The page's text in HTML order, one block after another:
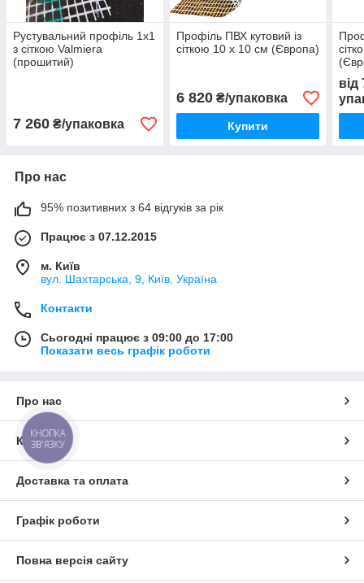
Рустувальний профіль 1х1
з сіткою Valmiera
(прошитий)
7 260 ₴/упаковка
Профіль ПВХ кутовий із
сіткою 10 х 10 см (Європа)
6 820₴/упаковка
Купити
від
Про нас
95% позитивних з 64 відгуків за рік
Працює з 07.12.2015
м. Київ
вул. Шахтарська, 9, Київ, Україна
Контакти
Сьогодні працює з 09:00 до 17:00
Показати весь графік роботи
Про нас
Контакти
Доставка та оплата
Графік роботи
Повна версія сайту
КНОПКА
ЗВ'ЯЗКУ